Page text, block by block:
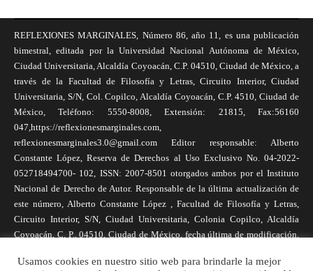
REFLEXIONES MARGINALES, Número 86, año 11, es una publicación
bimestral, editada por la Universidad Nacional Autónoma de México,
Ciudad Universitaria, Alcaldía Coyoacán, C.P. 04510, Ciudad de México, a
través de la Facultad de Filosofía y Letras, Circuito Interior, Ciudad
Universitaria, S/N, Col. Copilco, Alcaldía Coyoacán, C.P. 4510, Ciudad de
México, Teléfono: 5550-8008, Extensión: 21815, Fax:56160
047,https://reflexionesmarginales.com,
reflexionesmarginales3.0@gmail.com Editor responsable: Alberto
Constante López, Reserva de Derechos al Uso Exclusivo No. 04-2022-
052718494700- 102, ISSN: 2007-8501 otorgados ambos por el Instituto
Nacional de Derecho de Autor. Responsable de la última actualización de
este número, Alberto Constante López , Facultad de Filosofía y Letras,
Circuito Interior, S/N, Ciudad Universitaria, Colonia Copilco, Alcaldía
Coyoacán, C. P., 04510, Ciudad de México, fecha última de modificación,
necesariamente reflejan la postura de la revista, ni de Universidad Nacional
Usamos cookies en nuestro sitio web para brindarle la mejor